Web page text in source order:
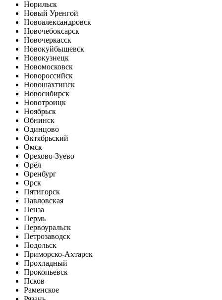
Норильск
Новый Уренгой
Новоалександровск
Новочебоксарск
Новочеркасск
Новокуйбышевск
Новокузнецк
Новомосковск
Новороссийск
Новошахтинск
Новосибирск
Новотроицк
Ноябрьск
Обнинск
Одинцово
Октябрьский
Омск
Орехово-Зуево
Орёл
Оренбург
Орск
Пятигорск
Павловская
Пенза
Пермь
Первоуральск
Петрозаводск
Подольск
Приморско-Ахтарск
Прохладный
Прокопьевск
Псков
Раменское